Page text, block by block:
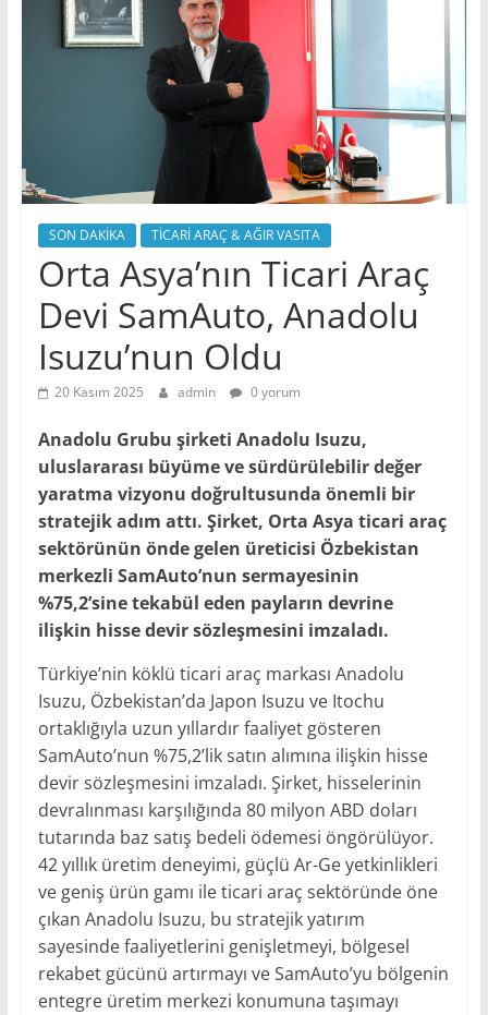
SON DAKİKA TİCARİ ARAÇ & AĞIR VASITA
Orta Asya’nın Ticari Araç
Devi SamAuto, Anadolu
Isuzu’nun Oldu
20 Kasım 2025 admin 0 yorum
Anadolu Grubu şirketi Anadolu Isuzu,
uluslararası büyüme ve sürdürülebilir değer
yaratma vizyonu doğrultusunda önemli bir
stratejik adım attı. Şirket, Orta Asya ticari araç
sektörünün önde gelen üreticisi Özbekistan
merkezli SamAuto’nun sermayesinin
%75,2’sine tekabül eden payların devrine
ilişkin hisse devir sözleşmesini imzaladı.
Türkiye’nin köklü ticari araç markası Anadolu
Isuzu, Özbekistan’da Japon Isuzu ve Itochu
ortaklığıyla uzun yıllardır faaliyet gösteren
SamAuto’nun %75,2’lik satın alımına ilişkin hisse
devir sözleşmesini imzaladı. Şirket, hisselerinin
devralınması karşılığında 80 milyon ABD doları
tutarında baz satış bedeli ödemesi öngörülüyor.
42 yıllık üretim deneyimi, güçlü Ar-Ge yetkinlikleri
ve geniş ürün gamı ile ticari araç sektöründe öne
çıkan Anadolu Isuzu, bu stratejik yatırım
sayesinde faaliyetlerini genişletmeyi, bölgesel
rekabet gücünü artırmayı ve SamAuto’yu bölgenin
entegre üretim merkezi konumuna taşımayı